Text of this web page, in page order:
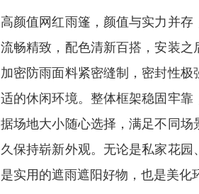
高颜值网红雨篷，颜值与实力并
流畅精致，配色清新百搭，安装
加密防雨面料紧密缝制，密封性
适的休闲环境。整体框架稳固牢
据场地大小随心选择，满足不同
久保持崭新外观。无论是私家花
是实用的遮雨遮阳好物，也是美化